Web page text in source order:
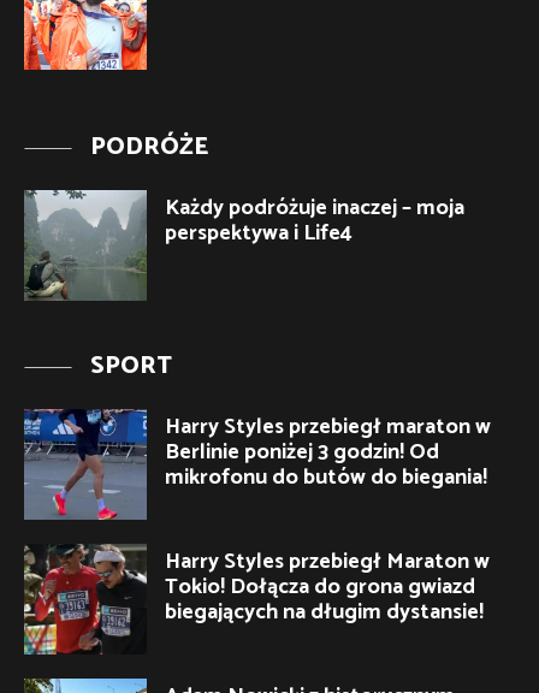
PODRÓŻE
Każdy podróżuje inaczej – moja
perspektywa i Life4
SPORT
Harry Styles przebiegł maraton w
Berlinie poniżej 3 godzin! Od
mikrofonu do butów do biegania!
Harry Styles przebiegł Maraton w
Tokio! Dołącza do grona gwiazd
biegających na długim dystansie!